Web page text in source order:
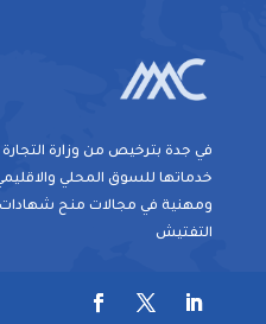
خدماتها للسوق المحلي
ومهنية في مجالات منح
التفتيش